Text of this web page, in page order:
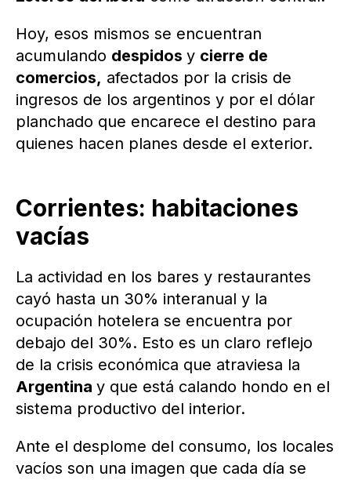
Hoy, esos mismos se encuentran
acumulando despidos y cierre de
comercios, afectados por la crisis de
ingresos de los argentinos y por el dólar
planchado que encarece el destino para
quienes hacen planes desde el exterior.
Corrientes: habitaciones
vacías
La actividad en los bares y restaurantes
cayó hasta un 30% interanual y la
ocupación hotelera se encuentra por
debajo del 30%. Esto es un claro reflejo
de la crisis económica que atraviesa la
Argentina y que está calando hondo en el
sistema productivo del interior.
Ante el desplome del consumo, los locales
vacíos son una imagen que cada día se